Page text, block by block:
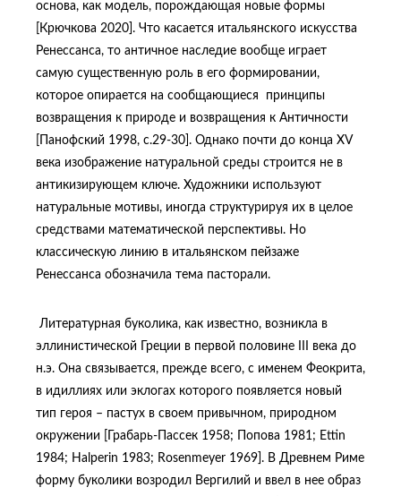
основа, как модель, порождающая новые формы
[Крючкова 2020]. Что касается итальянского искусства
Ренессанса, то античное наследие вообще играет
самую существенную роль в его формировании,
которое опирается на сообщающиеся принципы
возвращения к природе и возвращения к Античности
[Панофский 1998, с.29-30]. Однако почти до конца XV
века изображение натуральной среды строится не в
антикизирующем ключе. Художники используют
натуральные мотивы, иногда структурируя их в целое
средствами математической перспективы. Но
классическую линию в итальянском пейзаже
Ренессанса обозначила тема пасторали.
Литературная буколика, как известно, возникла в
эллинистической Греции в первой половине III века до
н.э. Она связывается, прежде всего, с именем Феокрита,
в идиллиях или эклогах которого появляется новый
тип героя – пастух в своем привычном, природном
окружении [Грабарь-Пассек 1958; Попова 1981; Ettin
1984; Halperin 1983; Rosenmeyer 1969]. В Древнем Риме
форму буколики возродил Вергилий и ввел в нее образ